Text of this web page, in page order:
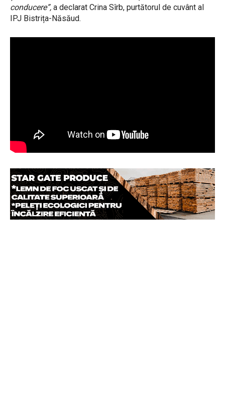
conducere”, a declarat Crina Sîrb, purtătorul de cuvânt al
IPJ Bistrița-Năsăud.